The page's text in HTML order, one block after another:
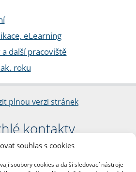
souhlas s cookies
soubory cookies a další sledovací nástroje
eLearning
další pracoviště
roku
plnou verzi stránek
kontakty
fakulta
Jana Palacha 1/2